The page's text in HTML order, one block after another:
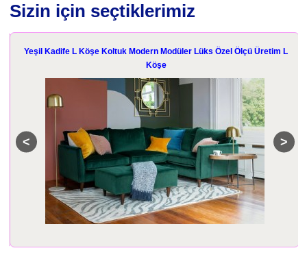
Sizin için seçtiklerimiz
Yeşil Kadife L Köşe Koltuk Modern Modüler Lüks Özel Ölçü Üretim L
Köşe